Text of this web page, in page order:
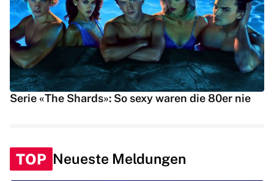
Serie «The Shards»: So sexy waren die 80er nie
TOP Neueste Meldungen